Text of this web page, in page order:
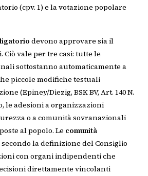
(cpv. 1) e la votazione popolare
devono approvare sia il
Ciò vale per tre casi: tutte le
sottostanno automaticamente a
piccole modifiche testuali
(Epiney/Diezig, BSK BV, Art. 140 N.
le adesioni a organizzazioni
o a comunità sovranazionali
al popolo. Le comunità
secondo la definizione del Consiglio
con organi indipendenti che
direttamente vincolanti